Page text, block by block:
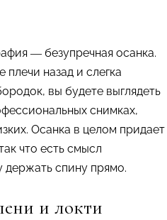
— безупречная осанка.
назад и слегка
вы будете выглядеть
снимках,
Осанка в целом придает
что есть смысл
спину прямо.
и локти